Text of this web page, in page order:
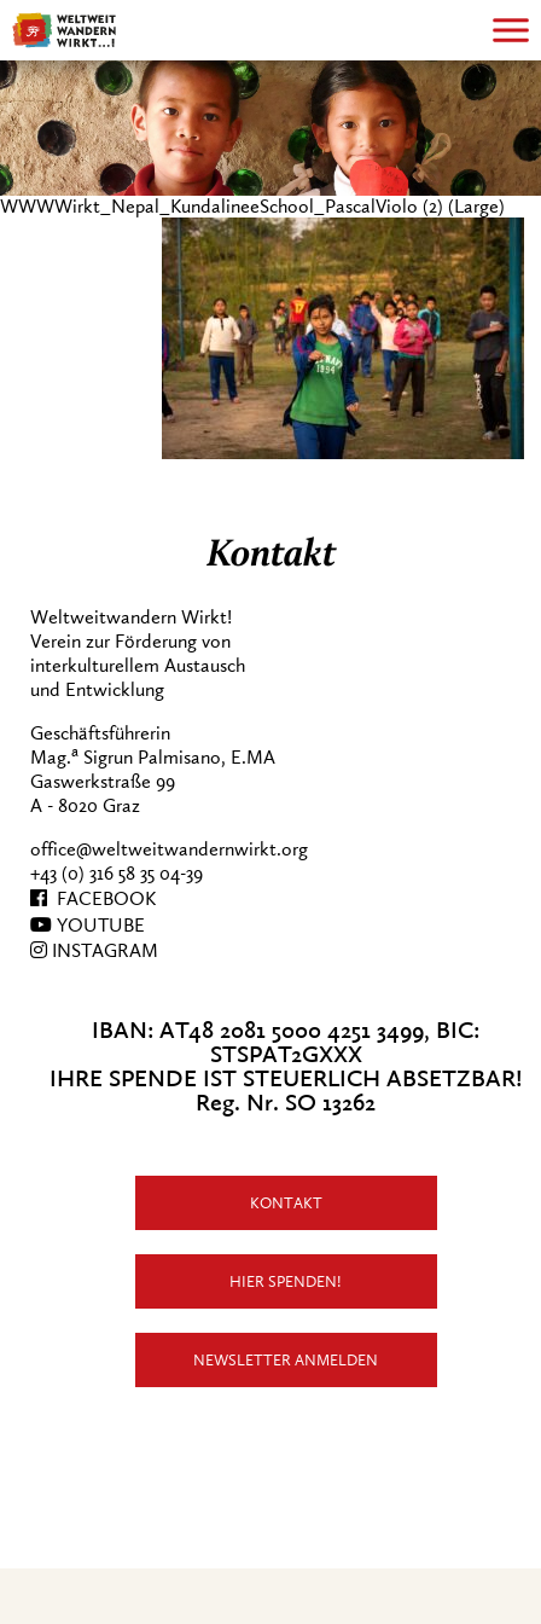
WWWWirkt_Nepal_KundalineeSchool_PascalViolo (2) (Large)
Kontakt
Weltweitwandern Wirkt!
Verein zur Förderung von
interkulturellem Austausch
und Entwicklung
Geschäftsführerin
Mag.a Sigrun Palmisano, E.MA
Gaswerkstraße 99
A - 8020 Graz
office@weltweitwandernwirkt.org
+43 (0) 316 58 35 04-39
FACEBOOK
YOUTUBE
INSTAGRAM
IBAN: AT48 2081 5000 4251 3499, BIC:
STSPAT2GXXX
IHRE SPENDE IST STEUERLICH ABSETZBAR!
Reg. Nr. SO 13262
KONTAKT
HIER SPENDEN!
NEWSLETTER ANMELDEN